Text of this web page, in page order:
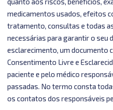
medicamentos usados, efeitos
tratamento, consultas e todas
necessárias para garantir o seu
esclarecimento, um documento
Consentimento Livre e
paciente e pelo médico
passadas. No termo consta
os contatos dos responsáveis